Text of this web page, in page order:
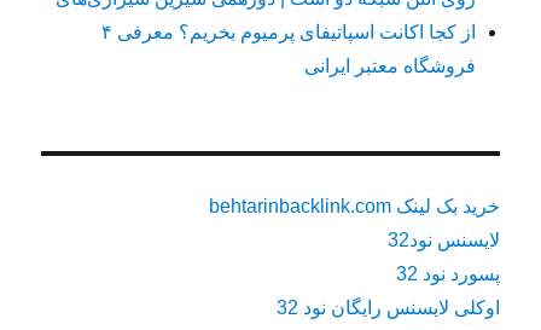
از کجا اکانت اسپاتیفای پرمیوم بخریم؟ معرفی ۴
فروشگاه معتبر ایرانی
خرید بک لینک behtarinbacklink.com
لایسنس نود32
پسورد نود 32
اوکلی لایسنس رایگان نود 32